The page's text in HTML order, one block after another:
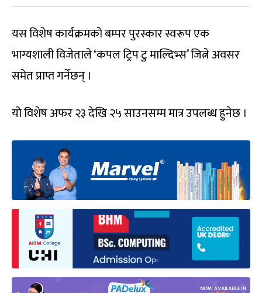
यस विशेष कार्यक्रमको बम्पर पुरस्कार स्वरूप एक
भाग्यशाली विजेताले ‘कपल ट्रिप टु माल्दिभ्स’ जित्ने अवसर
समेत प्राप्त गर्नेछन् ।
यो विशेष अफर २३ देखि २५ साउनसम्म मात्र उपलब्ध हुनेछ ।